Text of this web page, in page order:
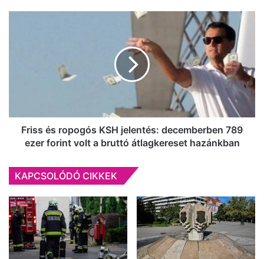
forint
átlagkereset
hazánkban
Friss és ropogós KSH jelentés: decemberben 789
ezer forint volt a bruttó átlagkereset hazánkban
KAPCSOLÓDÓ CIKKEK